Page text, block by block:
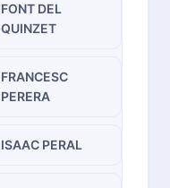
FONT DEL
QUINZET
FRANCESC
PERERA
ISAAC PERAL